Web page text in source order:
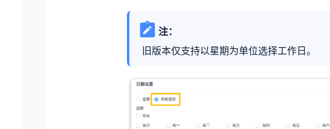
注：
旧版本仅支持以星期为单位选择工作日。